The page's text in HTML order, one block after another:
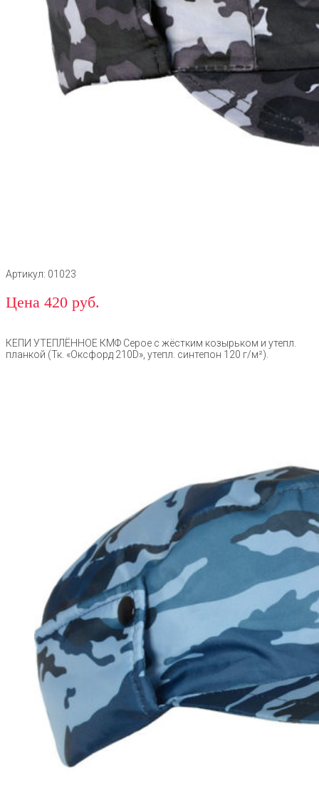
Артикул: 01023
Цена 420 руб.
КЕПИ УТЕПЛЁННОЕ КМФ Серое с жёстким козырьком и утепл.
планкой (Тк. «Оксфорд 210D», утепл. синтепон 120 г/м²).